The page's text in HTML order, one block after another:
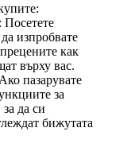
изпробвате
как
върху вас.
пазарувате
за
да си
бижутата